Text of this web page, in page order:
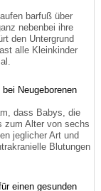
barfuß über
nebenbei ihre
den Untergrund
alle Kleinkinder
Neugeborenen
dass Babys, die
zum Alter von sechs
jeglicher Art und
Blutungen
einen gesunden